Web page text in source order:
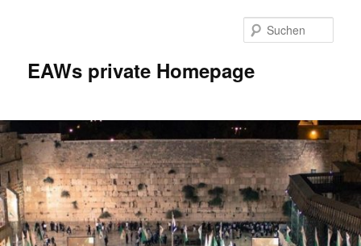
EAWs private Homepage